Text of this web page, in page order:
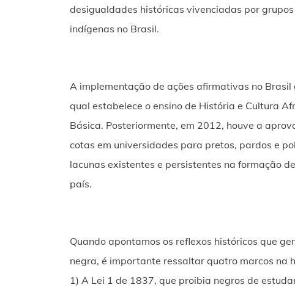
desigualdades históricas vivenciadas por
indígenas no Brasil.
A implementação de ações afirmativas no
qual estabelece o ensino de História e Cultura
Básica. Posteriormente, em 2012, houve a
cotas em universidades para pretos, pardos e
lacunas existentes e persistentes na formação
país.
Quando apontamos os reflexos históricos que
negra, é importante ressaltar quatro marcos na
1) A Lei 1 de 1837, que proibia negros de